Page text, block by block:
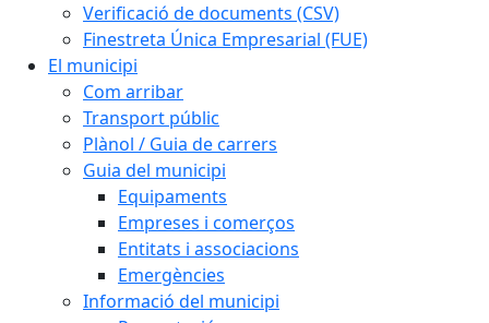
Verificació de documents (CSV)
Finestreta Única Empresarial (FUE)
El municipi
Com arribar
Transport públic
Plànol / Guia de carrers
Guia del municipi
Equipaments
Empreses i comerços
Entitats i associacions
Emergències
Informació del municipi